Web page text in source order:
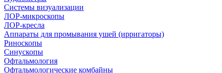
Системы визуализации
ЛОР-микроскопы
ЛОР-кресла
Аппараты для промывания ушей (ирригаторы)
Риноскопы
Синускопы
Офтальмология
Офтальмологические комбайны